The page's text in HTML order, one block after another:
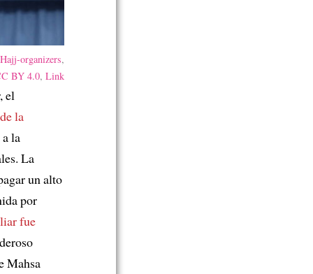
organizers,
BY 4.0, Link
el
la
la
La
un alto
por
fue
Mahsa